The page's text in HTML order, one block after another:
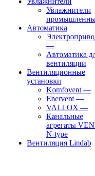
Увлажнители
Автоматика
—
Автоматика
вентиляции
Вентиляционные
установки
Komfovent —
Enervent —
VALLOX —
Канальные
агрегаты
N-type
Вентиляция Lindab